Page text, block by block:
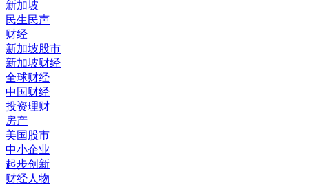
新加坡
民生民声
财经
新加坡股市
新加坡财经
全球财经
中国财经
投资理财
房产
美国股市
中小企业
起步创新
财经人物